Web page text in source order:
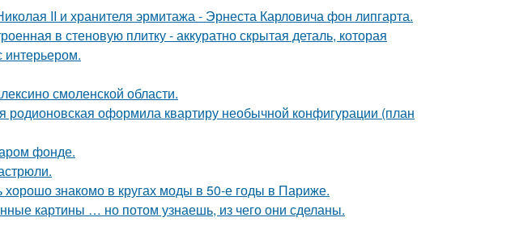
II и хранителя эрмитажа - Эрнеста Карловича фон липгарта.
в стеновую плитку - аккуратно скрытая деталь, которая
интерьером.
смоленской области.
родионовская оформила квартиру необычной конфигурации (план
фонде.
хорошо знакомо в кругах моды в 50-е годы в Париже.
картины … но потом узнаешь, из чего они сделаны.